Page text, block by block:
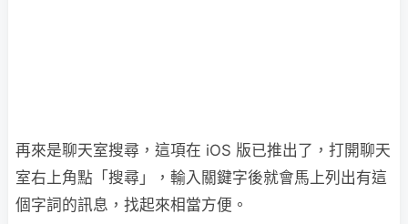
再來是聊天室搜尋，這項在 iOS 版已推出了，打開聊天
室右上角點「搜尋」，輸入關鍵字後就會馬上列出有這
個字詞的訊息，找起來相當方便。